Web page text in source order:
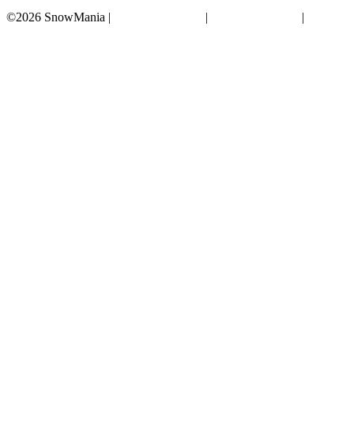
©2026 SnowMania | |
|